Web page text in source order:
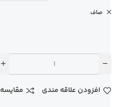
صاف
افزودن علاقه مندی مقایسه